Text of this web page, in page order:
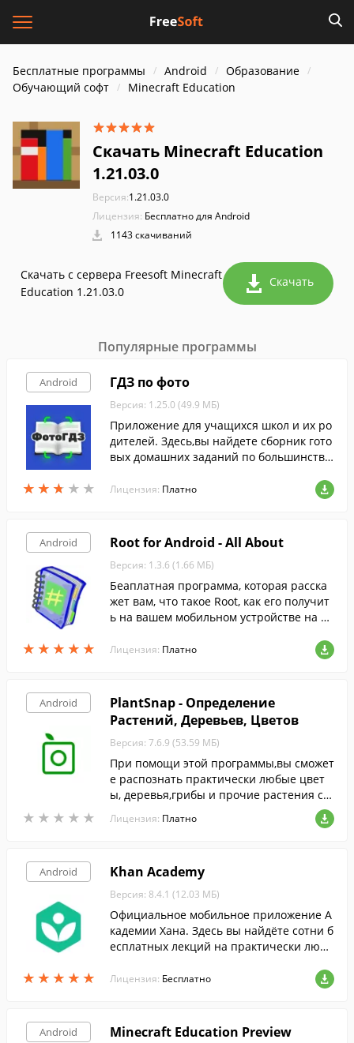
Бесплатные программы Android
Образование
Обучающий софт
Minecraft Education
Скачать Minecraft Education
1.21.03.0
Версия:1.21.03.0
Лицензия: Бесплатно для Android
1143 скачиваний
Скачать с сервера Freesoft Minecraft
Education 1.21.03.0
Скачать
Популярные программы
Android
★ ★ ★ ★ ★
★ ★ ★ ★ ★
ГДЗ по фото
Версия: 1.25.0 (49.9 МБ)
Приложение для учащихся школ и их ро
дителей. Здесь,вы найдете сборник гото
вых домашних заданий по большинству
Лицензия: Платно
Android
★ ★ ★ ★ ★
★ ★ ★ ★ ★
Root for Android - All About
Версия: 1.3.6 (1.66 МБ)
Беаплатная программа, которая расска
жет вам, что такое Root, как его получит
ь на вашем мобильном устройстве на A
Лицензия: Платно
Android
★ ★ ★ ★ ★
★ ★ ★ ★ ★
PlantSnap - Определение
Растений, Деревьев, Цветов
Версия: 7.6.9 (53.59 МБ)
При помощи этой программы,вы сможет
е распознать практически любые цвет
ы, деревья,грибы и прочие растения со
Лицензия: Платно
Android
★ ★ ★ ★ ★
★ ★ ★ ★ ★
Khan Academy
Версия: 8.4.1 (12.03 МБ)
Официальное мобильное приложение А
кадемии Хана. Здесь вы найдёте сотни б
есплатных лекций на практически люб
Лицензия: Бесплатно
Android Minecraft Education Preview